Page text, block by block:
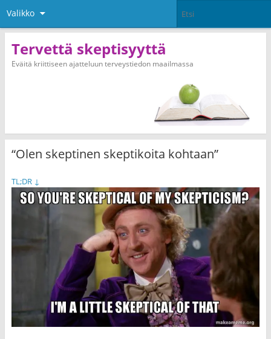
Valikko
Tervettä skeptisyyttä
Eväitä kriittiseen ajatteluun terveystiedon maailmassa
“Olen skeptinen skeptikoita kohtaan”
TL;DR ↓